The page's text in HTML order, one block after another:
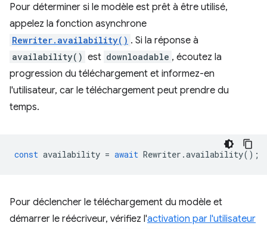
Pour déterminer si le modèle est prêt à être utilisé,
appelez la fonction asynchrone
Rewriter.availability() . Si la réponse à
availability() est downloadable , écoutez la
progression du téléchargement et informez-en
l'utilisateur, car le téléchargement peut prendre du
temps.
const availability = await Rewriter .availability();
Pour déclencher le téléchargement du modèle et
démarrer le réécriveur, vérifiez l'activation par l'utilisateur